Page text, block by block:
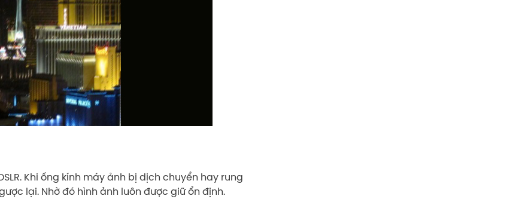
Khi ống kính máy ảnh bị dịch chuyển hay rung
lại. Nhờ đó hình ảnh luôn được giữ ổn định.